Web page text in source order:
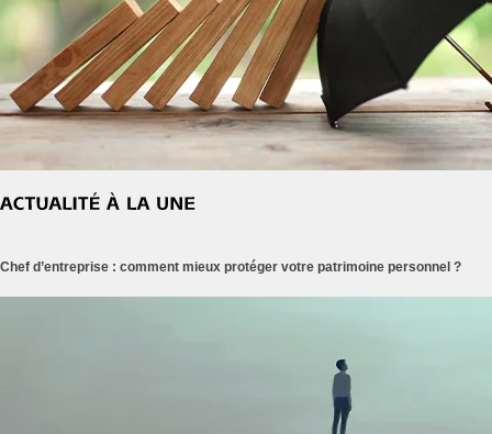
Chef d’entreprise : comment mieux protéger votre patrimoine personnel ?